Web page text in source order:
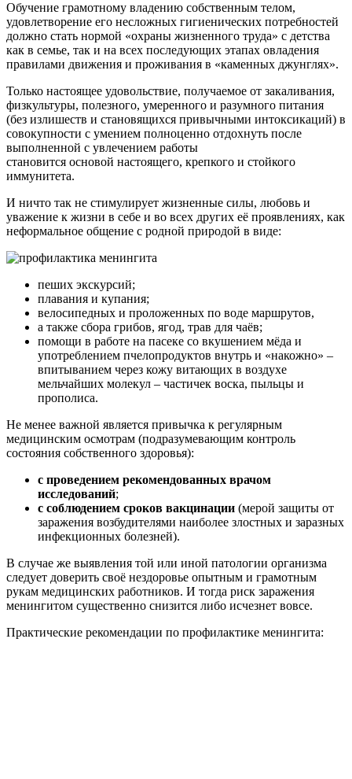
Обучение грамотному владению собственным телом,
удовлетворение его несложных гигиенических потребностей
должно стать нормой «охраны жизненного труда» с детства
как в семье, так и на всех последующих этапах овладения
правилами движения и проживания в «каменных джунглях».
Только настоящее удовольствие, получаемое от закаливания,
физкультуры, полезного, умеренного и разумного питания
(без излишеств и становящихся привычными интоксикаций) в
совокупности с умением полноценно отдохнуть после
выполненной с увлечением работы
становится основой настоящего, крепкого и стойкого
иммунитета.
И ничто так не стимулирует жизненные силы, любовь и
уважение к жизни в себе и во всех других её проявлениях, как
неформальное общение с родной природой в виде:
пеших экскурсий;
плавания и купания;
велосипедных и проложенных по воде маршрутов,
а также сбора грибов, ягод, трав для чаёв;
помощи в работе на пасеке со вкушением мёда и
употреблением пчелопродуктов внутрь и «накожно» –
впитыванием через кожу витающих в воздухе
мельчайших молекул – частичек воска, пыльцы и
прополиса.
Не менее важной является привычка к регулярным
медицинским осмотрам (подразумевающим контроль
состояния собственного здоровья):
с проведением рекомендованных врачом
исследований;
с соблюдением сроков вакцинации (мерой защиты от
заражения возбудителями наиболее злостных и заразных
инфекционных болезней).
В случае же выявления той или иной патологии организма
следует доверить своё нездоровье опытным и грамотным
рукам медицинских работников. И тогда риск заражения
менингитом существенно снизится либо исчезнет вовсе.
Практические рекомендации по профилактике менингита: